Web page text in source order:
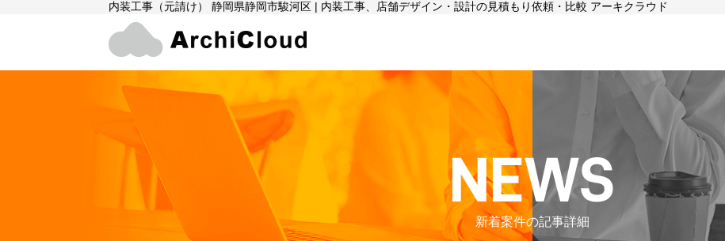
内装工事（元請け） 静岡県静岡市駿河区 | 内装工事、店舗デザイン・設計の見積もり依頼・比較 アーキクラウド
新着案件の記事詳細